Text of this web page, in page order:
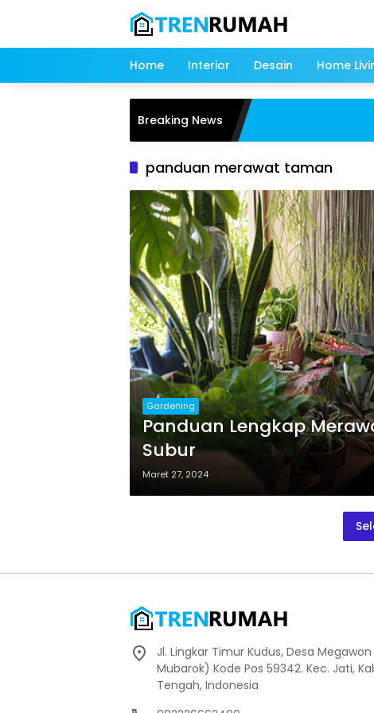
Home
Interior Desain Home
Breaking News
panduan merawat taman
Gardening
Panduan Lengkap
Subur
Maret 27, 2024
Jl. Lingkar Timur Kudus, Desa
Mubarok) Kode Pos 59342. Kec. Jati,
Tengah, Indonesia